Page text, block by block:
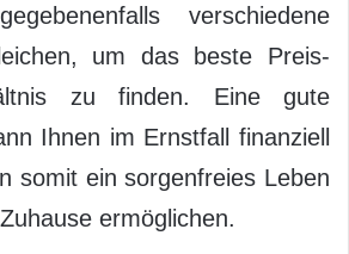
verschiedene
um das beste Preis-
zu finden. Eine gute
Ihnen im Ernstfall finanziell
somit ein sorgenfreies Leben
ermöglichen.